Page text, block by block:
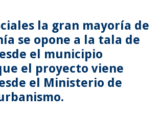
la gran mayoría de
se opone a la tala de
el municipio
el proyecto viene
el Ministerio de